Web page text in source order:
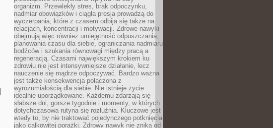
organizm. Przewlekły stres, brak odpoczynku,
nadmiar obowiązków i ciągła presja prowadzą do
wyczerpania, które z czasem odbija się także na
relacjach, koncentracji i motywacji. Zdrowe nawyki
obejmują więc również umiejętność odpuszczania,
planowania czasu dla siebie, ograniczania nadmiaru
bodźców i szukania równowagi między pracą a
regeneracją. Czasami największym krokiem ku
zdrowiu nie jest intensywniejsze działanie, lecz
nauczenie się mądrze odpoczywać. Bardzo ważna
jest także konsekwencja połączona z
wyrozumiałością dla siebie. Nie istnieje życie
idealnie uporządkowane. Każdemu zdarzają się
słabsze dni, gorsze tygodnie i momenty, w których
dotychczasowa rutyna się rozluźnia. Kluczowe jest
wtedy to, by nie traktować pojedynczego potknięcia
jako całkowitej porażki. Zdrowy nawyk nie znika od